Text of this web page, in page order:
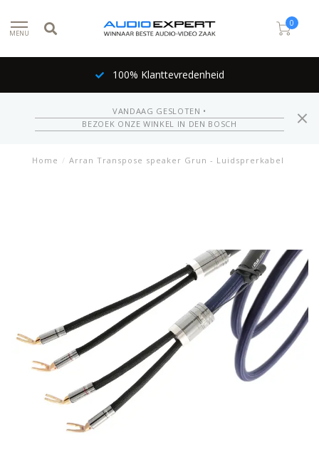
MENU
0
100% Klanttevredenheid
VANDAAG GESLOTEN •
BEZOEK ONZE WINKEL IN DEN BOSCH
Home / Arran Transpose speaker Grun - Luidsprerkabel